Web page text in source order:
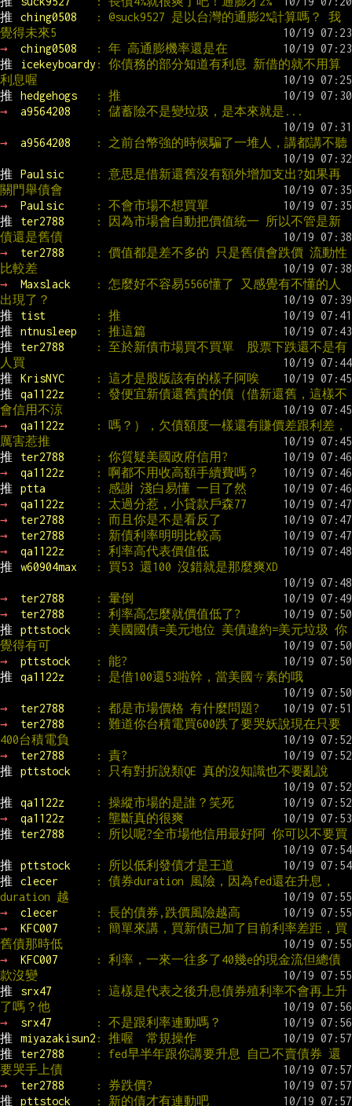
推
ching0508
: @suck9527 是以台灣的通膨2%計算嗎？ 我
覺得未來5
→
ching0508
: 年 高通膨機率還是在
推
icekeyboardy : 你債務的部分知道有利息 新借的就不用算
利息喔
推
hedgehogs
: 推
→
a9564208 : 儲蓄險不是變垃圾，是本來就是...
→ a9564208 : 之前台幣強的時候騙了一堆人，講都講不聽
推 Paulsic
: 意思是借新還舊沒有額外增加支出?如果再
關門舉債會
→
Paulsic
: 不會市場不想買單
推
ter2788
: 因為市場會自動把價值統一 所以不管是新
債還是舊債
→
ter2788
: 價值都是差不多的 只是舊債會跌價 流動性
比較差
→
Maxslack
: 怎麼好不容易5566懂了 又感覺有不懂的人
出現了？
推
tist
: 推
推
ntnusleep
: 推這篇
推
ter2788
: 至於新債市場買不買單  股票下跌還不是有
人買
推
KrisNYC
: 這才是股版該有的樣子阿唉
推
qa1122z
: 發便宜新債還舊貴的債（借新還舊，這樣不
會信用不涼
→
qa1122z
: 嗎？），欠債額度一樣還有賺價差跟利差，
厲害惹推
推
ter2788
: 你質疑美國政府信用?
→
qa1122z
: 啊都不用收高額手續費嗎？
推
ptta
: 感謝 淺白易懂 一目了然
→
qa1122z
: 太過分惹，小貸款戶森77
→
ter2788
: 而且你是不是看反了
→
ter2788
: 新債利率明明比較高
→
qa1122z
: 利率高代表價值低
推
w60904max : 買53 還100 沒錯就是那麼爽XD
→ ter2788
: 暈倒
→
ter2788
: 利率高怎麼就價值低了?
推
pttstock
: 美國國債=美元地位 美債違約=美元垃圾 你
覺得有可
→
pttstock
: 能?
推
qa1122z : 是借100還53啦幹，當美國ㄘ素的哦
→ ter2788
: 都是市場價格 有什麼問題?
→
ter2788
: 難道你台積電買600跌了要哭妖說現在只要
400台積電負
→
ter2788
: 責?
推
pttstock : 只有對折說類QE 真的沒知識也不要亂說
推 qa1122z
: 操縱市場的是誰？笑死
→
qa1122z
: 壟斷真的很爽
推
ter2788 : 所以呢?全市場他信用最好阿 你可以不要買
推 pttstock
: 所以低利發債才是王道
推
clecer
: 債券duration 風險，因為fed還在升息，
duration 越
→
clecer
: 長的債券,跌價風險越高
→
KFC007
: 簡單來講，買新債已加了目前利率差距，買
舊債那時低
→
KFC007
: 利率，一來一往多了40幾e的現金流但總債
款沒變
推
srx47
: 這樣是代表之後升息債券殖利率不會再上升
了嗎？他
→
srx47
: 不是跟利率連動嗎？
推
miyazakisun2 : 推喔  常規操作
推
ter2788
: fed早半年跟你講要升息 自己不賣債券 還
要哭手上債
→
ter2788
: 券跌價?
推
pttstock : 新的債才有連動吧